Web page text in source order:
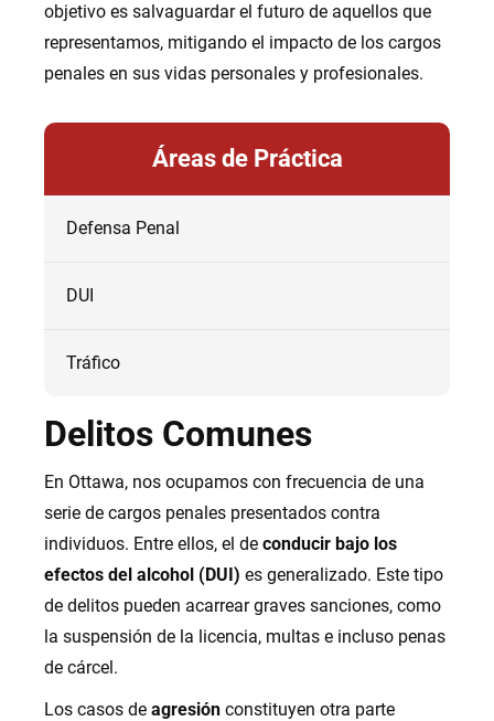
objetivo es salvaguardar el futuro de aquellos que
representamos, mitigando el impacto de los cargos
penales en sus vidas personales y profesionales.
Áreas de Práctica
Defensa Penal
DUI
Tráfico
Delitos Comunes
En Ottawa, nos ocupamos con frecuencia de una
serie de cargos penales presentados contra
individuos. Entre ellos, el de conducir bajo los
efectos del alcohol (DUI) es generalizado. Este tipo
de delitos pueden acarrear graves sanciones, como
la suspensión de la licencia, multas e incluso penas
de cárcel.
Los casos de agresión constituyen otra parte